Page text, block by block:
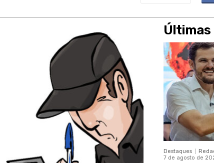
Últimas
Destaques
7 de agosto de